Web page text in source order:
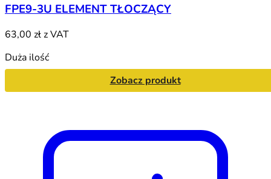
FPE9-3U ELEMENT TŁOCZĄCY
63,00 złz VAT
Duża ilość
Zobacz produkt